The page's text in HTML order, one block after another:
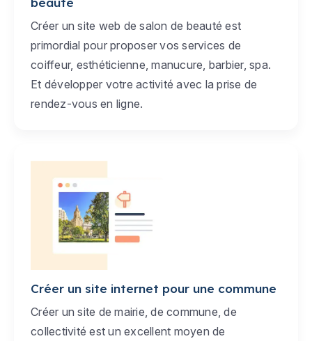
Créer un site web de salon de beauté est
primordial pour proposer vos services de
coiffeur, esthéticienne, manucure, barbier, spa.
Et développer votre activité avec la prise de
rendez-vous en ligne.
Créer un site internet pour une commune
Créer un site de mairie, de commune, de
collectivité est un excellent moyen de